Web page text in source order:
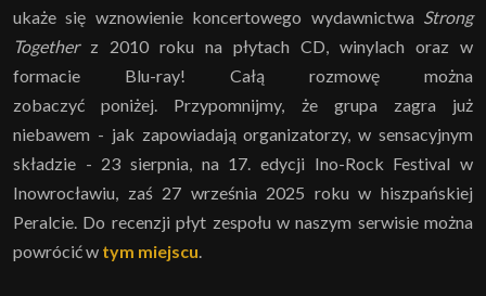
ukaże się wznowienie koncertowego wydawnictwa Strong
Togetherz 2010 roku na płytach CD, winylach oraz w
formacie Blu-ray! Całą rozmowę można
zobaczyć
poniżej. Przypomnijmy, że grupa zagra już
niebawem - jak zapowiadają organizatorzy, w sensacyjnym
składzie - 23 sierpnia, na 17. edycji Ino-Rock Festival w
Inowrocławiu, zaś 27 września 2025 roku w hiszpańskiej
Peralcie. Do recenzji płyt zespołu w naszym serwisie można
powrócić w tym miejscu.